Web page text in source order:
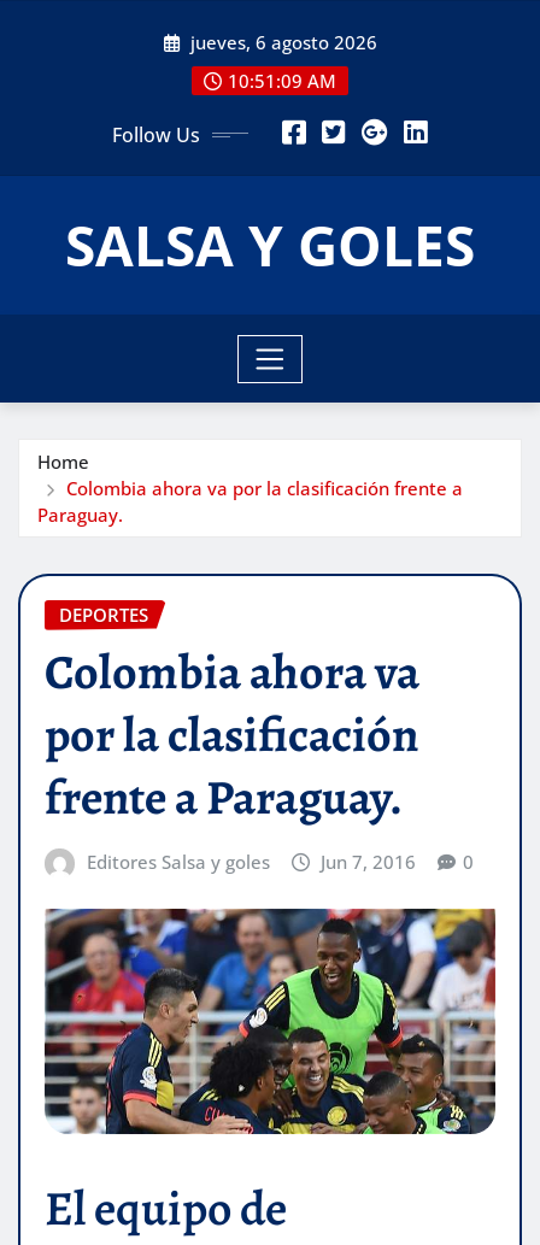
jueves, 6 agosto 2026
10:51:11 AM
Follow Us
SALSA Y GOLES
Home
Colombia ahora va por la clasificación frente a
Paraguay.
DEPORTES
Colombia ahora va
por la clasificación
frente a Paraguay.
Editores Salsa y goles Jun 7, 2016 0
El equipo de